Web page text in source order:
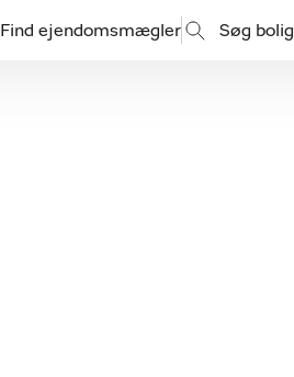
Find ejendomsmægler Søg bolig